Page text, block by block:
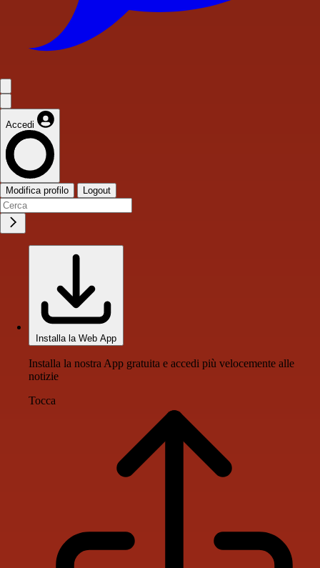
Accedi
Modifica profilo Logout
Installa la Web App
Installa la nostra App gratuita e accedi più velocemente alle
notizie
Tocca